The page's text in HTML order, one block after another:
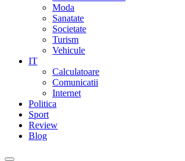
Moda
Sanatate
Societate
Turism
Vehicule
IT
Calculatoare
Comunicatii
Internet
Politica
Sport
Review
Blog